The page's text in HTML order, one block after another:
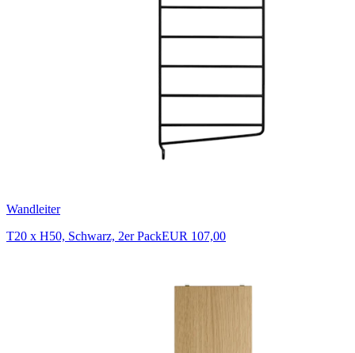
Wandleiter
T20 x H50, Schwarz, 2er PackEUR 107,00